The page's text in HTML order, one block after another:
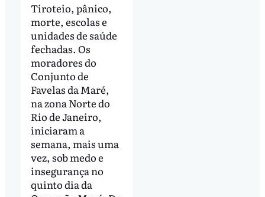
Tiroteio, pânico,
morte, escolas e
unidades de saúde
fechadas. Os
moradores do
Conjunto de
Favelas da Maré,
na zona Norte do
Rio de Janeiro,
iniciaram a
semana, mais uma
vez, sob medo e
insegurança no
quinto dia da